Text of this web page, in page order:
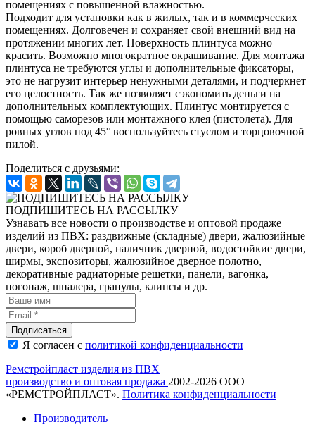
помещениях с повышенной влажностью.
Подходит для установки как в жилых, так и в коммерческих
помещениях. Долговечен и сохраняет свой внешний вид на
протяжении многих лет. Поверхность плинтуса можно
красить. Возможно многократное окрашивание. Для монтажа
плинтуса не требуются углы и дополнительные фиксаторы,
это не нагрузит интерьер ненужными деталями, и подчеркнет
его целостность. Так же позволяет сэкономить деньги на
дополнительных комплектующих. Плинтус монтируется с
помощью саморезов или монтажного клея (пистолета). Для
ровных углов под 45° воспользуйтесь стуслом и торцовочной
пилой.
Поделиться с друзьями:
ПОДПИШИТЕСЬ НА РАССЫЛКУ
Узнавать все новости о производстве и оптовой продаже
изделий из ПВХ: раздвижные (складные) двери, жалюзийные
двери, короб дверной, наличник дверной, водостойкие двери,
ширмы, экспозиторы, жалюзийное дверное полотно,
декоративные радиаторные решетки, панели, вагонка,
погонаж, шпалера, гранулы, клипсы и др.
Подписаться
Я согласен c политикой конфиденциальности
Ремстройпласт изделия из ПВХ
производство и оптовая продажа 2002-2026 ООО
«РЕМСТРОЙПЛАСТ». Политика конфиденциальности
Производитель